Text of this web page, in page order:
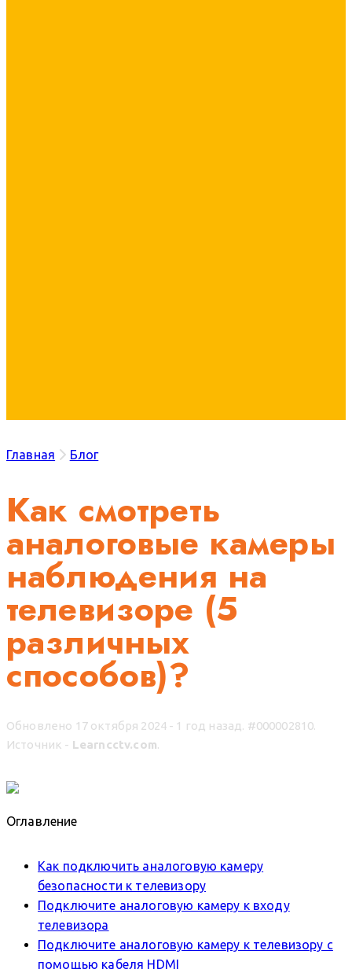
Главная Блог
Как смотреть
аналоговые камеры
наблюдения на
телевизоре (5
различных
способов)?
Обновлено 17 октября 2024 - 1 год назад. #000002810.
Источник - Learncctv.com.
Оглавление
Как подключить аналоговую камеру
безопасности к телевизору
Подключите аналоговую камеру к входу
телевизора
Подключите аналоговую камеру к телевизору с
помощью кабеля HDMI